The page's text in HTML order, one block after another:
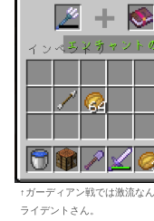
↑ガーディアン戦では激流な
ライデントさん。